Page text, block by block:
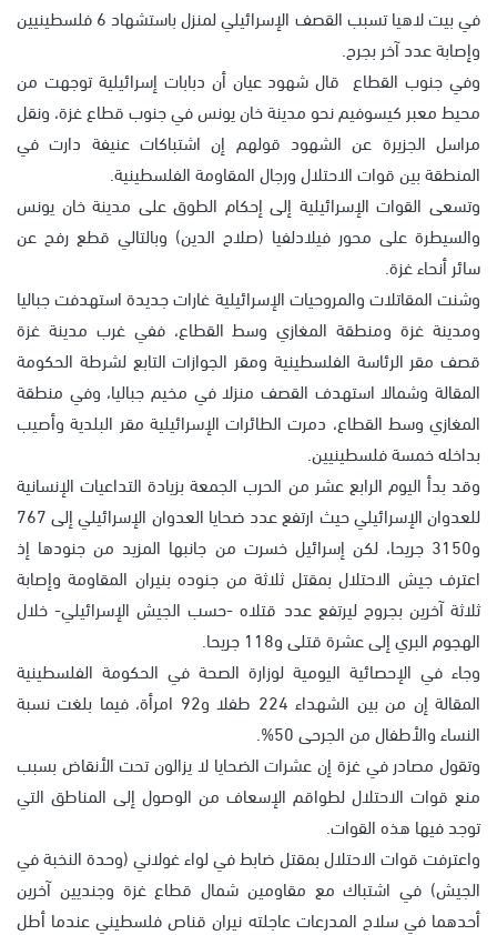
في بيت لاهيا تسبب القصف الإسرائيلي لمنزل باستشهاد 6 فلسطينيين
وإصابة عدد آخر بجرح.
وفي جنوب القطاع قال شهود عيان أن دبابات إسرائيلية توجهت من
محيط معبر كيسوفيم نحو مدينة خان يونس في جنوب قطاع غزة، ونقل
مراسل الجزيرة عن الشهود قولهم إن اشتباكات عنيفة دارت في
المنطقة بين قوات الاحتلال ورجال المقاومة الفلسطينية.
وتسعى القوات الإسرائيلية إلى إحكام الطوق على مدينة خان يونس
والسيطرة على محور فيلادلفيا (صلاح الدين) وبالتالي قطع رفح عن
سائر أنحاء غزة.
وشنت المقاتلات والمروحيات الإسرائيلية غارات جديدة استهدفت جباليا
ومدينة غزة ومنطقة المغازي وسط القطاع، ففي غرب مدينة غزة
قصف مقر الرئاسة الفلسطينية ومقر الجوازات التابع لشرطة الحكومة
المقالة وشمالا استهدف القصف منزلا في مخيم جباليا، وفي منطقة
المغازي وسط القطاع، دمرت الطائرات الإسرائيلية مقر البلدية وأصيب
بداخله خمسة فلسطينيين.
وقد بدأ اليوم الرابع عشر من الحرب الجمعة بزيادة التداعيات الإنسانية
للعدوان الإسرائيلي حيث ارتفع عدد ضحايا العدوان الإسرائيلي إلى 767
و3150 جريحا، لكن إسرائيل خسرت من جانبها المزيد من جنودها إذ
اعترف جيش الاحتلال بمقتل ثلاثة من جنوده بنيران المقاومة وإصابة
ثلاثة آخرين بجروح ليرتفع عدد قتلاه -حسب الجيش الإسرائيلي- خلال
الهجوم البري إلى عشرة قتلى و118 جريحا.
وجاء في الإحصائية اليومية لوزارة الصحة في الحكومة الفلسطينية
المقالة إن من بين الشهداء 224 طفلا و92 امرأة، فيما بلغت نسبة
النساء والأطفال من الجرحى 50%.
وتقول مصادر في غزة إن عشرات الضحايا لا يزالون تحت الأنقاض بسبب
منع قوات الاحتلال لطواقم الإسعاف من الوصول إلى المناطق التي
توجد فيها هذه القوات.
واعترفت قوات الاحتلال بمقتل ضابط في لواء غولاني (وحدة النخبة في
الجيش) في اشتباك مع مقاومين شمال قطاع غزة وجنديين آخرين
أحدهما في سلاح المدرعات عاجلته نيران قناص فلسطيني عندما أطل